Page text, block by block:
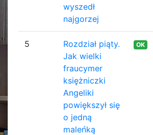
wyszedł
najgorzej
5
Rozdział piąty.
Jak wielki
fraucymer
księżniczki
Angeliki
powiększył się
o jedną
maleńką
OK